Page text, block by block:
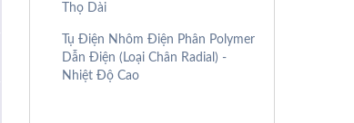
Thọ Dài
Tụ Điện Nhôm Điện Phân Polymer
Dẫn Điện (Loại Chân Radial) -
Nhiệt Độ Cao